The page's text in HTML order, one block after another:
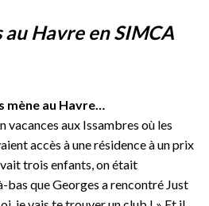
au Havre en SIMCA
mène au Havre…
vacances aux Issambres où les
accès à une résidence à un prix
trois enfants, on était
bas que Georges a rencontré Just